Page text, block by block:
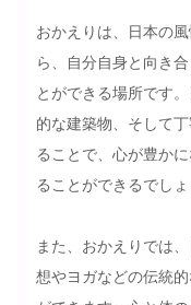
おかえりは、日本の
ら、自分自身と向き
とができる場所です
的な建築物、そして
ることで、心が豊か
ることができるでしょ
また、おかえりでは
想やヨガなどの伝統